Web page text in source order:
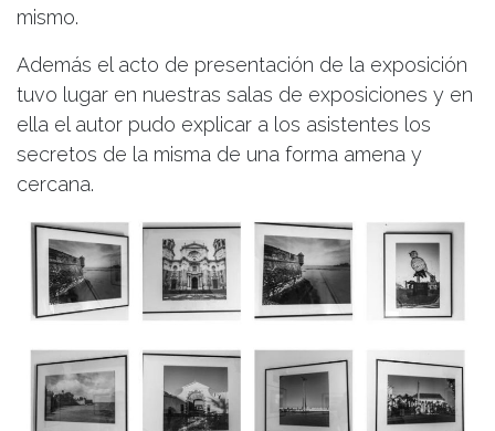
mismo.
Además el acto de presentación de la exposición
tuvo lugar en nuestras salas de exposiciones y en
ella el autor pudo explicar a los asistentes los
secretos de la misma de una forma amena y
cercana.